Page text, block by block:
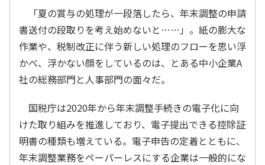
「夏の賞与の処理が一段落したら、年末調整の申請
書送付の段取りを考え始めないと……」。紙の膨大な
作業や、税制改正に伴う新しい処理のフローを思い浮
かべ、浮かない顔をしているのは、とある中小企業A
社の総務部門と人事部門の面々だ。
国税庁は2020年から年末調整手続きの電子化に向
けた取り組みを推進しており、電子提出できる控除証
明書の種類も増えている。電子申告の定着とともに、
年末調整業務をペーパーレスにする企業は一般的にな